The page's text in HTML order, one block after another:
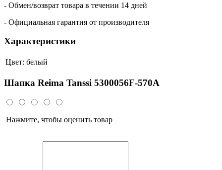
- Обмен/возврат товара в течении 14 дней
- Официальная гарантия от производителя
Характеристики
Цвет: белый
Шапка Reima Tanssi 5300056F-570A
Нажмите, чтобы оценить товар